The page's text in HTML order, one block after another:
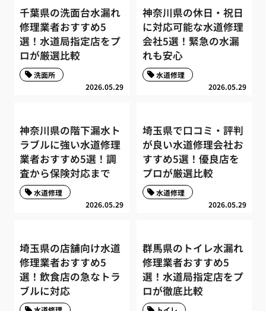
千葉県の洗面台水漏れ
修理業者おすすめ5
選！水道局指定店をプ
ロが厳選比較
2026.05.29
洗面所
神奈川県の休日・祝日
に対応可能な水道修理
会社5選！緊急の水漏
れも安心
2026.05.29
水道修理
神奈川県の階下漏水ト
ラブルに強い水道修理
業者おすすめ5選！調
査から保険対応まで
2026.05.29
水道修理
埼玉県で口コミ・評判
が良い水道修理会社お
すすめ5選！優良店を
プロが厳選比較
2026.05.29
水道修理
埼玉県の店舗向け水道
修理業者おすすめ5
選！飲食店の急なトラ
ブルに対応
群馬県のトイレ水漏れ
修理業者おすすめ5
選！水道局指定店をプ
ロが徹底比較